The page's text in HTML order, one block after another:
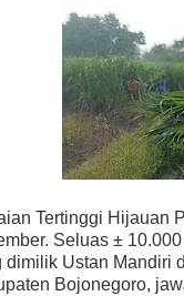
Tertinggi Hijauan
Seluas ±
dimilik Ustan Mandiri
Bojonegoro,